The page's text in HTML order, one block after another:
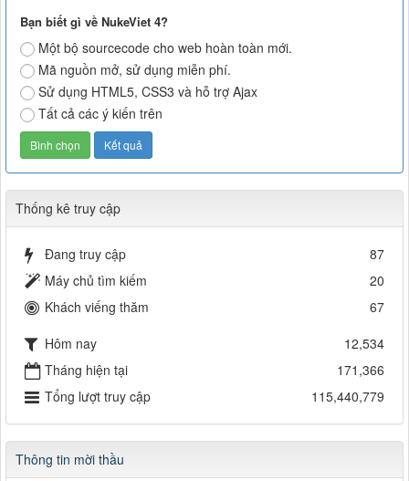
Bạn biết gì về NukeViet 4?
Một bộ sourcecode cho web hoàn toàn mới.
Mã nguồn mở, sử dụng miễn phí.
Sử dụng HTML5, CSS3 và hỗ trợ Ajax
Tất cả các ý kiến trên
Thống kê truy cập
Đang truy cập
87
Máy chủ tìm kiếm
20
Khách viếng thăm
67
Hôm nay
12,534
Tháng hiện tại
171,366
Tổng lượt truy cập
115,440,779
Thông tin mời thầu